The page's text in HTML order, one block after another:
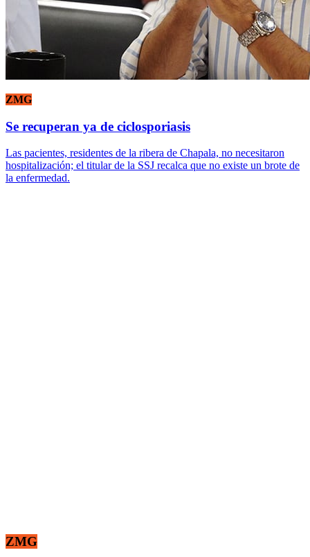
ZMG
Se recuperan ya de ciclosporiasis
Las pacientes, residentes de la ribera de Chapala, no necesitaron
hospitalización; el titular de la SSJ recalca que no existe un brote de
la enfermedad.
ZMG